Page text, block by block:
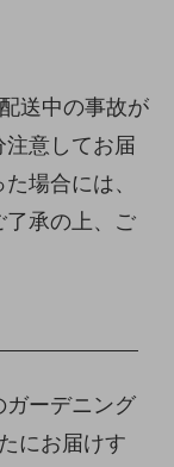
送中の事故が
意してお届
場合には、
了承の上、ご
ガーデニング
にお届けす